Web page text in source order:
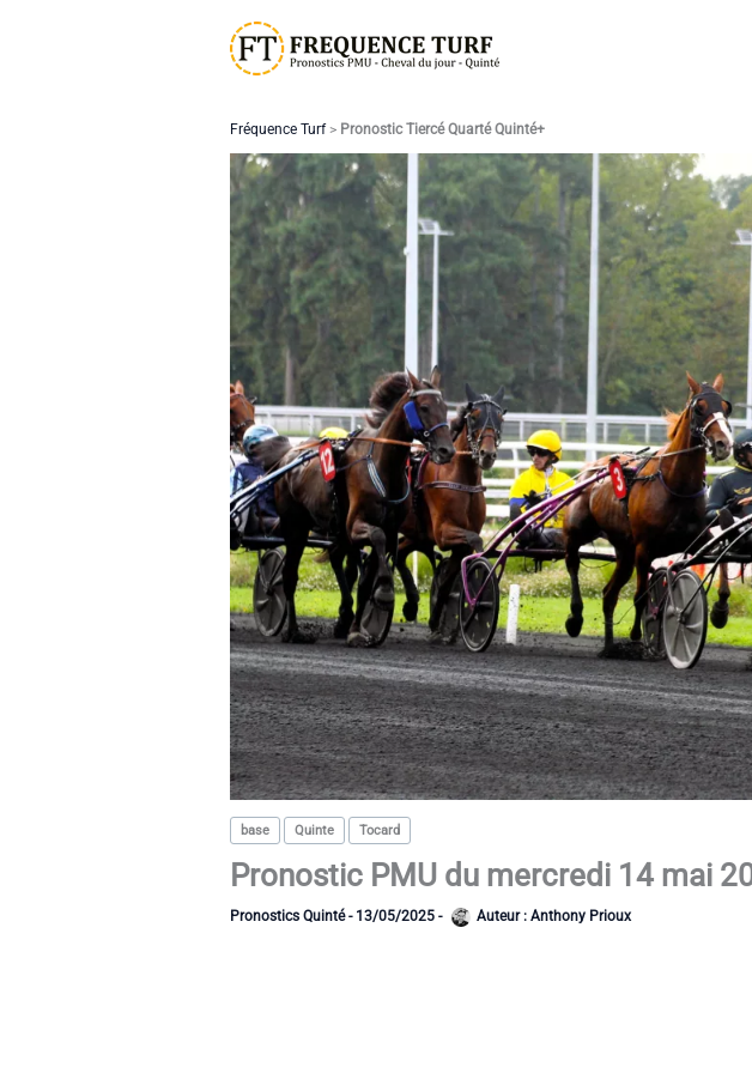
Fréquence Turf> Pronostic Tiercé Quarté Quinté+
base Quinte Tocard
Pronostic PMU du mercredi 14 mai
Pronostics Quinté- 13/05/2025 - Auteur : Anthony Prioux